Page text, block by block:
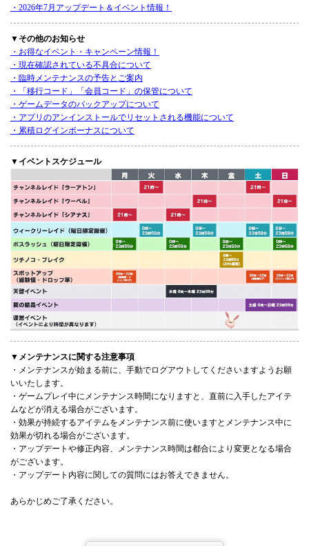
・2026年7月アップデート＆イベント情報！
▼その他のお知らせ
・お得なイベント・キャンペーン情報！
・現在確認されている不具合について
・臨時メンテナンスの予告とご案内
・「移行コード」「会員コード」の保管について
・ゲームデータのバックアップについて
・アプリのアンインストールでリセットされる機能について
・累積ログインボーナスについて
▼イベントスケジュール
▼メンテナンスに関する注意事項
・メンテナンスが始まる前に、手動でログアウトしてくださいますようお願
いいたします。
・ゲームプレイ中にメンテナンス時間になりますと、直前に入手したアイテ
ムなどが消える場合がございます。
・効果が持続するアイテムをメンテナンス前に使いますとメンテナンス中に
効果が切れる場合がございます。
・アップデートや修正内容、メンテナンス時間は都合により変更となる場合
がございます。
・アップデート内容に関しての質問にはお答えできません。
あらかじめご了承ください。